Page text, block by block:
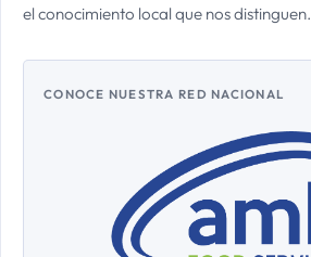
el conocimiento local que nos distinguen.
CONOCE NUESTRA RED NACIONAL